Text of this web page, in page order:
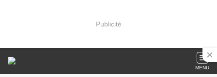
Publicité
MENU